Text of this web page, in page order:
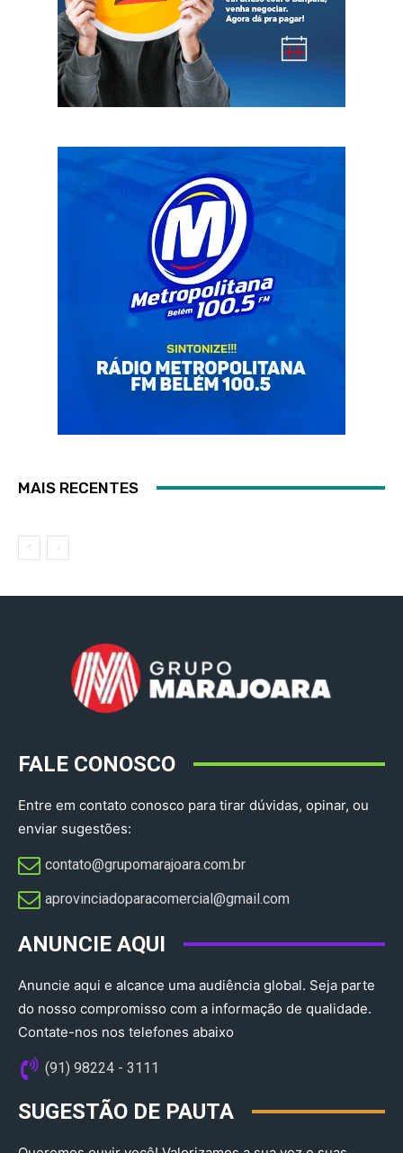
MAIS RECENTES
FALE CONOSCO
Entre em contato conosco para tirar dúvidas, opinar, ou
enviar sugestões:
contato@grupomarajoara.com.br
aprovinciadoparacomercial@gmail.com​
ANUNCIE AQUI
Anuncie aqui e alcance uma audiência global. Seja parte
do nosso compromisso com a informação de qualidade.
Contate-nos nos telefones abaixo
(91) 98224 - 3111
SUGESTÃO DE PAUTA